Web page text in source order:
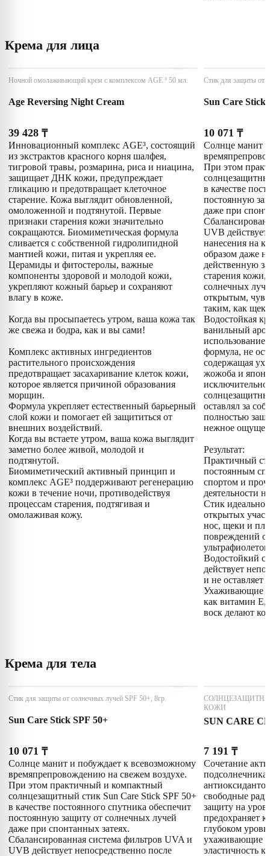
Крема для лица
Ночной омолаживающий крем с комплексом AGE ³ 50 мл.
Age Reversing Night Cream
39 428 ₸
Инновационный комплекс AGE³, состоящий
из экстрактов красного корня шалфея,
тигровой травы, розмарина, риса и ниацина,
защищает ДНК кожи, предупреждает
гликацию и предотвращает клеточное
старение. Кожа выглядит обновленной,
омоложенной и подтянутой. Первые
признаки старения кожи значительно
сокращаются. Биомиметическая формула
сливается с собственной гидролипидной
мантией кожи, питая и укрепляя ее.
Церамиды и фитостеролы, важные
компоненты здоровой и молодой кожи,
укрепляют кожный барьер и сохраняют
влагу в коже.
Когда вы просыпаетесь утром, ваша кожа так
же свежа и бодра, как и вы сами!
Комплекс активных ингредиентов
растительного происхождения
предотвращает засахаривание клеток кожи,
которое является причиной образования
морщин.
Формула укрепляет естественный барьерный
слой кожи и помогает ей защититься от
внешних воздействий.
Когда вы встаете утром, ваша кожа выглядит
заметно более живой, молодой и
подтянутой.
Биомиметический активный принцип и
комплекс AGE³ поддерживают регенерацию
кожи в течение ночи, противодействуя
процессам старения, подтягивая и
омолаживая кожу.
Стик для защиты от
Sun Care Stick
10 071 ₸
Солнце манит
При этом
в качестве
постоянную
даже при
UVB действует
нанесения на
образом даже
действенную
старения
солнечных
открытым,
таким, как
Водостойкая
ванильный
формула, не
содержащая
жожоба и
исключительно
оставлял за
полностью
нежное
Результат:
Практичный
постоянным
спортом и
деятельности
Стик идеально
открытых
нос, щеки и
повреждений
Водостойкий
действует
и не оставляет
Ухаживающие
как витамин
воск делают
Крема для тела
Стик для защиты от солнечных лучей SPF 50+, 8гр.
Sun Care Stick SPF 50+
10 071 ₸
Солнце манит и побуждает к всевозможному
времяпрепровождению на свежем воздухе.
При этом практичный и компактный
солнцезащитный стик Sun Care Stick SPF 50+
в качестве постоянного спутника обеспечит
постоянную защиту от солнечных лучей
даже при спонтанных затеях.
Сбалансированная система фильтров UVA и
UVB действует непосредственно после
КОЖИ
SUN CARE
7 191 ₸
Сочетание
свободные
защиту на
предохраняет
глубоком
ухаживающие
эластичность